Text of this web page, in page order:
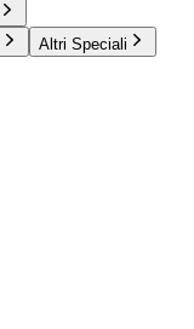
Altri Speciali